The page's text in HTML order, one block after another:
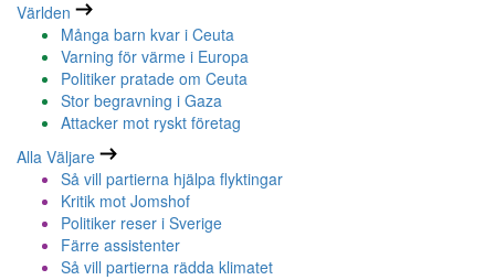
Världen
Många barn kvar i Ceuta
Varning för värme i Europa
Politiker pratade om Ceuta
Stor begravning i Gaza
Attacker mot ryskt företag
Alla Väljare
Så vill partierna hjälpa flyktingar
Kritik mot Jomshof
Politiker reser i Sverige
Färre assistenter
Så vill partierna rädda klimatet